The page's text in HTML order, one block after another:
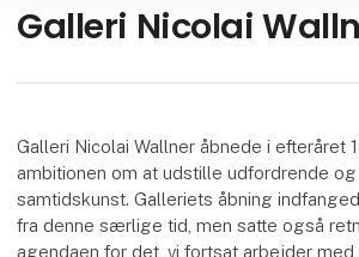
Galleri Nicolai
Galleri Nicolai Wallner åbnede i efteråret
ambitionen om at udstille udfordrende
samtidskunst. Galleriets åbning
fra denne særlige tid, men satte også
agendaen for det, vi fortsat arbejder med